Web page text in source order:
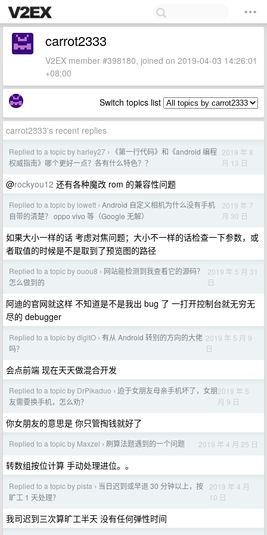
carrot2333
V2EX member #398180, joined on 2019-04-03 14:26:01
+08:00
Switch topics list
carrot2333's recent replies
Replied to a topic by harley27 ›
《第一行代码》和《android 编程
权威指南》哪个更好一点？各有什么特色？？
2019 年 8
月 13 日
@rockyou12 还有各种魔改 rom 的兼容性问题
Replied to a topic by lowett › Android 自定义相机为什么没有手机
自带的清楚？ oppo vivo 等（Google 无解）
2019 年 7
月 30 日
如果大小一样的话 考虑对焦问题；大小不一样的话检查一下参数，或
者取值的时候是不是取到了预览图的路径
Replied to a topic by ouou8 › 网站能检测到我查看它的源码？
怎么做到的
2019 年 5 月 31
日
阿迪的官网就这样 不知道是不是我出 bug 了 一打开控制台就无穷无
尽的 debugger
Replied to a topic by digitO › 有从 Android 转别的方向的大佬
吗？
2019 年 5 月 9
日
会点前端 现在天天做混合开发
Replied to a topic by DrPikaduo › 迫于女朋友母亲手机坏了，女朋
友需要换手机，怎么劝？
2019 年 5
月 9 日
你女朋友的意思是 你只管掏钱就好了
Replied to a topic by Maxzel › 刷算法题遇到的一个问题 2019 年 4 月 25 日
转数组按位计算 手动处理进位。。
Replied to a topic by pista › 当日迟到或早退 30 分钟以上，按
旷工 1 天处理？
2019 年 4 月
10 日
我司迟到三次算旷工半天 没有任何弹性时间